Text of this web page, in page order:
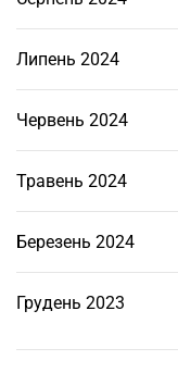
Липень 2024
Червень 2024
Травень 2024
Березень 2024
Грудень 2023